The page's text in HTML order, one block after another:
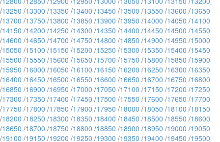
/13250 /13300 /13350 /13400 /13450 /13500 /13550 /13600 /13650
/13700 /13750 /13800 /13850 /13900 /13950 /14000 /14050 /14100
/14150 /14200 /14250 /14300 /14350 /14400 /14450 /14500 /14550
/14600 /14650 /14700 /14750 /14800 /14850 /14900 /14950 /15000
/15050 /15100 /15150 /15200 /15250 /15300 /15350 /15400 /15450
/15500 /15550 /15600 /15650 /15700 /15750 /15800 /15850 /15900
/15950 /16000 /16050 /16100 /16150 /16200 /16250 /16300 /16350
/16400 /16450 /16500 /16550 /16600 /16650 /16700 /16750 /16800
/16850 /16900 /16950 /17000 /17050 /17100 /17150 /17200 /17250
/17300 /17350 /17400 /17450 /17500 /17550 /17600 /17650 /17700
/17750 /17800 /17850 /17900 /17950 /18000 /18050 /18100 /18150
/18200 /18250 /18300 /18350 /18400 /18450 /18500 /18550 /18600
/18650 /18700 /18750 /18800 /18850 /18900 /18950 /19000 /19050
/19100 /19150 /19200 /19250 /19300 /19350 /19400 /19450 /19500